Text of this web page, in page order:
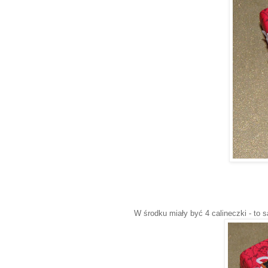
W środku miały być 4 calineczki - to